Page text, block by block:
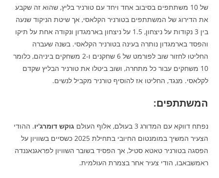
של 10 משתתפים בסיבוב אחד ויחד עם טורניר בליץ, שהוא זה שקבע
את הדירוג של המשתתפים בטורניר הקלאסי, אך שיטת הניקוד שנעה
בין 3 נקודות על ניצחון, 1.5 על ניצחון בארמגדון ונקודה אחת על תיקו
והפסד בארמגדון נותרה בעינה בטורניר הקלאסי. בשנה שעברה
החליטו לחזור שוב לפורמט של 6 שחקנים ו-2 משחקים ביניהם, כלומר
10 משחקים עבור כל מתחרה, ושוב ביטלו את טורניר הבליץ שקדם
לקלאסי. מנגד, החליטו אז להוסיף טורניר מקביל לנשים.
המשתתפים:
נפתח דווקא עם המדורג 3 בעולם, אלוף העולם גוקש דומרג'יו. ההודי
הצעיר המשיך במומנטום החיובי בתחילת 2025 כשסיים בשוויון על
הפסגה בטורניר טאטא סטיל, אך הפסיד בשובר השוויון לפראגנאננדה
ראמשבאבו, הודי צעיר אחר בצמרת העולמית.